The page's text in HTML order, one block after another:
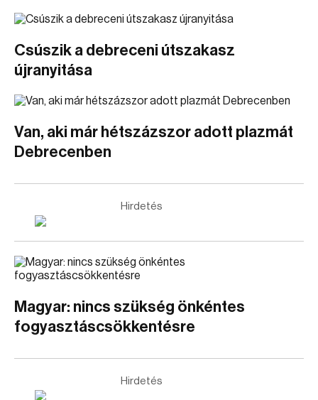
Csúszik a debreceni útszakasz
újranyitása
Van, aki már hétszázszor adott plazmát
Debrecenben
Hirdetés
Magyar: nincs szükség önkéntes
fogyasztáscsökkentésre
Hirdetés